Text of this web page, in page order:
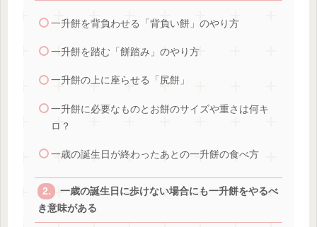
一升餅を背負わせる「背負い餅」のやり方
一升餅を踏む「餅踏み」のやり方
一升餅の上に座らせる「尻餅」
一升餅に必要なものとお餅のサイズや重さは何キ
ロ？
一歳の誕生日が終わったあとの一升餅の食べ方
一歳の誕生日に歩けない場合にも一升餅をやるべ
き意味がある